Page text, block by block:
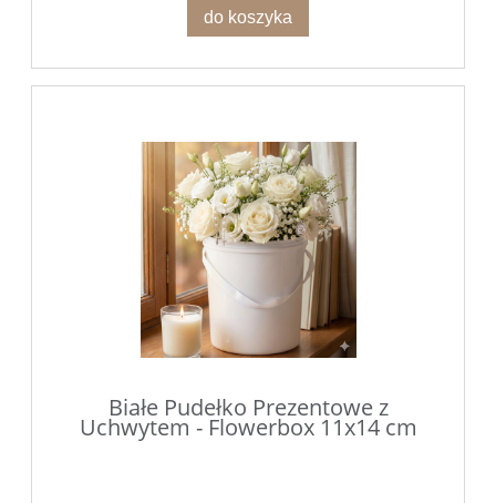
do koszyka
Białe Pudełko Prezentowe z
Uchwytem - Flowerbox 11x14 cm